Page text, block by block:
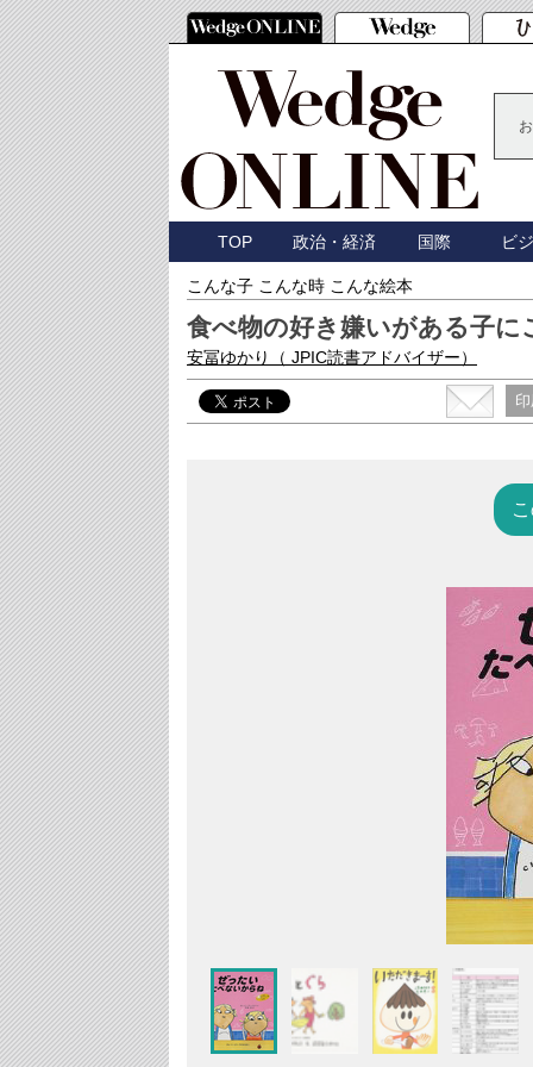
TOP 政治・経済 国際 ビ
こんな子 こんな時 こんな絵本
食べ物の好き嫌いがある子に
安冨ゆかり （ JPIC読書アドバイザー）